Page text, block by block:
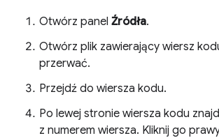
Otwórz panel Źródła.
Otwórz plik zawierający wiersz
przerwać.
Przejdź do wiersza kodu.
Po lewej stronie wiersza kodu
z numerem wiersza. Kliknij go